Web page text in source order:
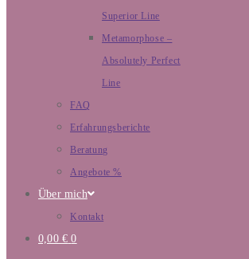
Superior Line
Metamorphose –
Absolutely Perfect
Line
FAQ
Erfahrungsberichte
Beratung
Angebote %
Über mich
Kontakt
0,00 € 0